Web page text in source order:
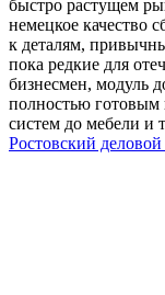
быстро растущем
немецкое качество
к деталям,
пока редкие для
бизнесмен, модуль
полностью
систем до мебели и
Ростовский деловой